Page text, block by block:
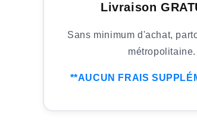
Livraison
Sans minimum d'achat,
métropolitaine.
**AUCUN FRAIS